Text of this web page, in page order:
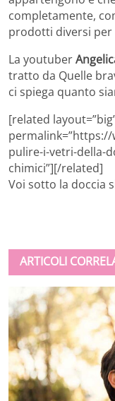
completamente,
prodotti diversi
La youtuber
tratto da Quelle
ci spiega quanto
[related
pulire-i-vetri-della-
chimici”][/related]
Voi sotto la doccia
ARTICOLI